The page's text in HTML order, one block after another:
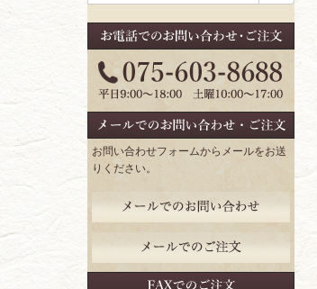
ワ
ド
お問い合わせフォームからメールをお送
りください。